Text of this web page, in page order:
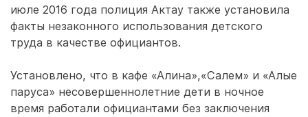
июле 2016 года полиция Актау также установила
факты незаконного использования детского
труда в качестве официантов.
Установлено, что в кафе «Алина»,«Салем» и «Алые
паруса» несовершеннолетние дети в ночное
время работали официантами без заключения